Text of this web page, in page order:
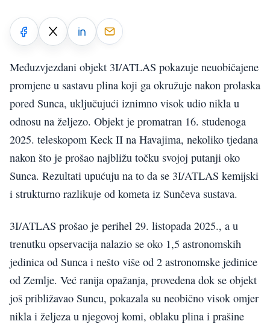
Međuzvjezdani objekt 3I/ATLAS pokazuje neuobičajene
promjene u sastavu plina koji ga okružuje nakon prolaska
pored Sunca, uključujući iznimno visok udio nikla u
odnosu na željezo. Objekt je promatran 16. studenoga
2025. teleskopom Keck II na Havajima, nekoliko tjedana
nakon što je prošao najbližu točku svojoj putanji oko
Sunca. Rezultati upućuju na to da se 3I/ATLAS kemijski
i strukturno razlikuje od kometa iz Sunčeva sustava.
3I/ATLAS prošao je perihel 29. listopada 2025., a u
trenutku opservacija nalazio se oko 1,5 astronomskih
jedinica od Sunca i nešto više od 2 astronomske jedinice
od Zemlje. Već ranija opažanja, provedena dok se objekt
još približavao Suncu, pokazala su neobično visok omjer
nikla i željeza u njegovoj komi, oblaku plina i prašine